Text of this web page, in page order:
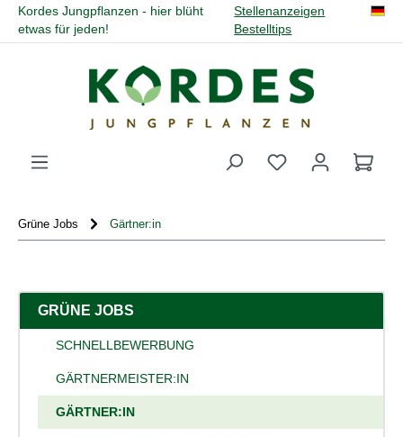
springen
Kordes Jungpflanzen - hier blüht
etwas für jeden!
Stellenanzeigen
Bestelltips
Du hast 0
Grüne Jobs Gärtner:in
GRÜNE JOBS
SCHNELLBEWERBUNG
GÄRTNERMEISTER:IN
GÄRTNER:IN